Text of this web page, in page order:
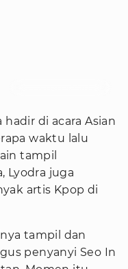
di acara Asian
waktu lalu
tampil
Lyodra juga
artis Kpop di
tampil dan
penyanyi Seo In